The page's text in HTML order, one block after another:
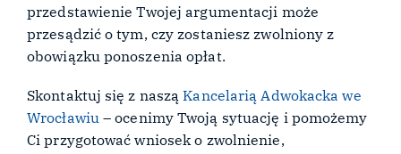
przedstawienie Twojej argumentacji może
przesądzić o tym, czy zostaniesz zwolniony z
obowiązku ponoszenia opłat.
Skontaktuj się z nasząKancelarią Adwokacka we
Wrocławiu– ocenimy Twoją sytuację i pomożemy
Ci przygotować wniosek o zwolnienie,